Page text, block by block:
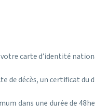
votre carte d’identité
de décès, un certificat
dans une durée de